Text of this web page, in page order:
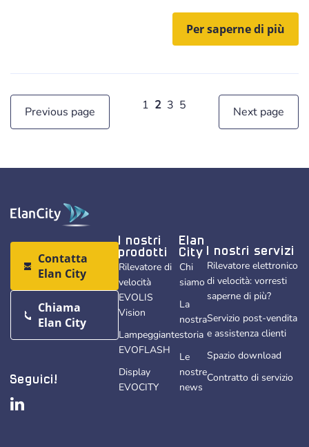
Per saperne di più
Previous page 1 2 3 5 Next page
Contatta
Elan City
Chiama
Elan City
Seguici!
I nostri
prodotti
Rilevatore di
velocità
EVOLIS
Vision
Lampeggiante
EVOFLASH
Display
EVOCITY
Elan
City
Chi
siamo
La
nostra
storia
Le
nostre
news
I nostri servizi
Rilevatore elettronico
di velocità: vorresti
saperne di più?
Servizio post-vendita
e assistenza clienti
Spazio download
Contratto di servizio